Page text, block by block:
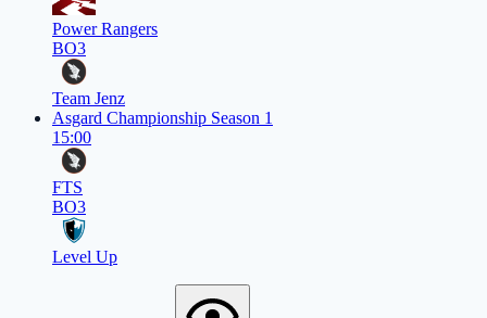
Power Rangers
BO3
Team Jenz
Asgard Championship Season 1
15:00
FTS
BO3
Level Up